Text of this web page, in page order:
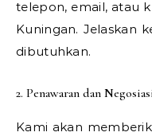
telepon, email, atau
Kuningan. Jelaskan
dibutuhkan.
2. Penawaran dan
Kami akan